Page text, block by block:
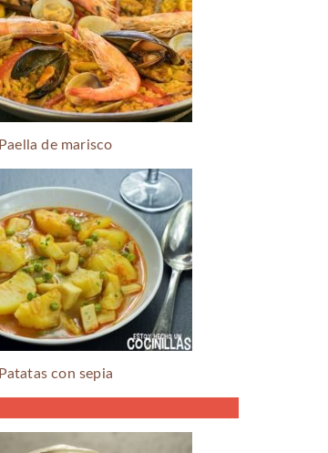
Paella de marisco
Patatas con sepia